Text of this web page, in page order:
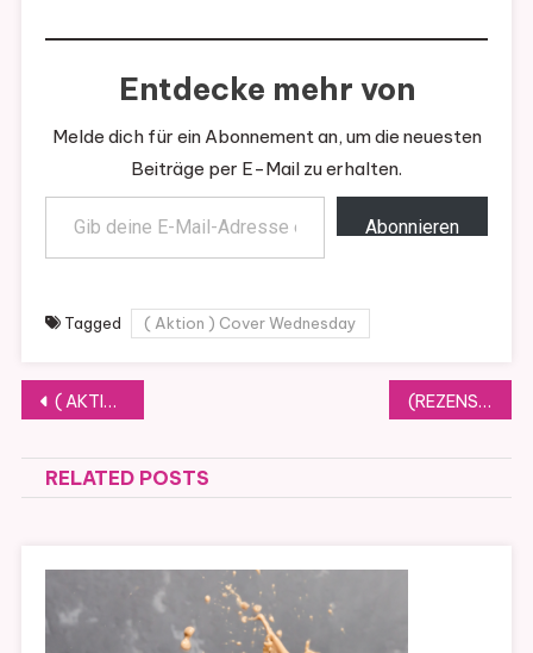
Entdecke mehr von
Melde dich für ein Abonnement an, um die neuesten
Beiträge per E-Mail zu erhalten.
Gib deine E-Mail-Adresse ein ...
Abonnieren
Tagged ( Aktion ) Cover Wednesday
Beitragsnavigation
( AKTION ) COVER WEDNESDAY #52 (REZENSION) Sie kann dich hören von Freida McFadden ( Band 2)
RELATED POSTS